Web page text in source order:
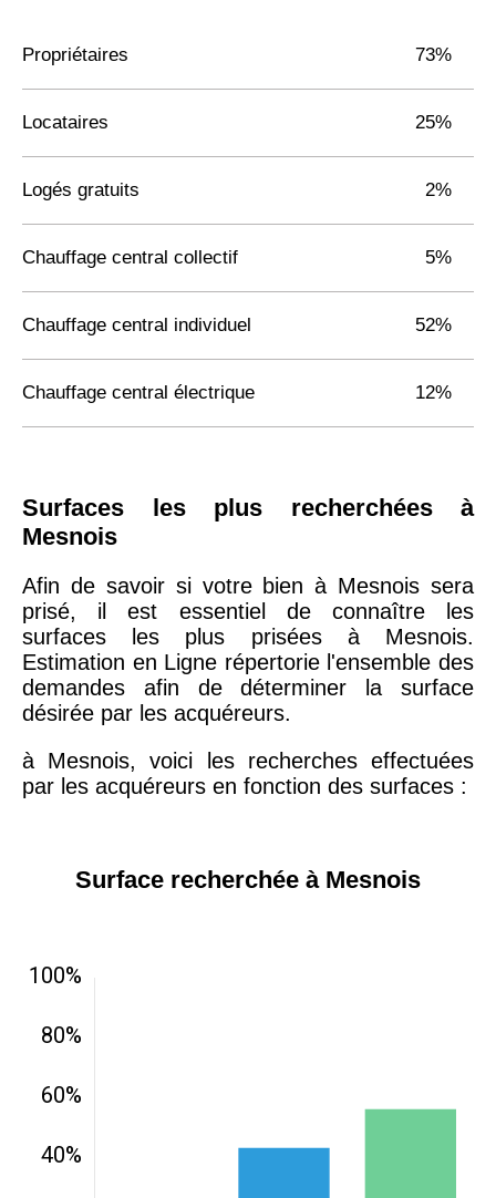
Propriétaires 73%
Locataires 25%
Logés gratuits 2%
Chauffage central collectif 5%
Chauffage central individuel 52%
Chauffage central électrique 12%
Surfaces les plus recherchées à
Mesnois
Afin de savoir si votre bien à Mesnois sera
prisé, il est essentiel de connaître les
surfaces les plus prisées à Mesnois.
Estimation en Ligne répertorie l'ensemble des
demandes afin de déterminer la surface
désirée par les acquéreurs.
à Mesnois, voici les recherches effectuées
par les acquéreurs en fonction des surfaces :
Surface recherchée à Mesnois